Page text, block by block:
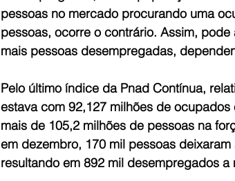
pessoas no mercado procurando uma
pessoas, ocorre o contrário. Assim,
mais pessoas desempregadas,
Pelo último índice da Pnad Contínua,
estava com 92,127 milhões de
mais de 105,2 milhões de pessoas na
em dezembro, 170 mil pessoas
resultando em 892 mil desempregados